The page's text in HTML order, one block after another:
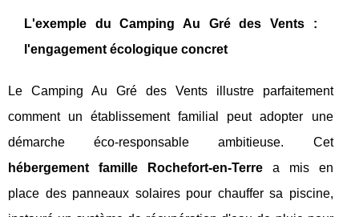
L'exemple du Camping Au Gré des Vents :
l'engagement écologique concret
Le Camping Au Gré des Vents illustre parfaitement
comment un établissement familial peut adopter une
démarche éco-responsable ambitieuse. Cet
hébergement famille Rochefort-en-Terrea mis en
place des panneaux solaires pour chauffer sa piscine,